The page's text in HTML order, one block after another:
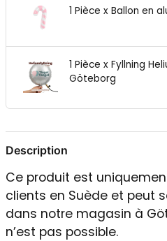
1 Pièce x Ballon en
1 Pièce x Fyllning
Göteborg
Description
Ce produit est
clients en Suède et peut
dans notre magasin à
n’est pas possible.